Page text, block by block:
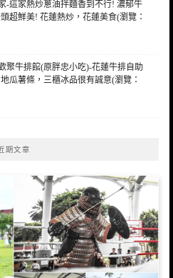
-這家熱炒蔥油拌麵香到不行! 濃郁牛
超鮮美! 花蓮熱炒，花蓮美食(瀏覽：
聚牛排館(原胖忠小吃)-花蓮牛排自助
瓜薯條，三櫃冰品很有誠意(瀏覽：
期文章